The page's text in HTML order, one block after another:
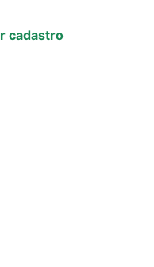
cadastro